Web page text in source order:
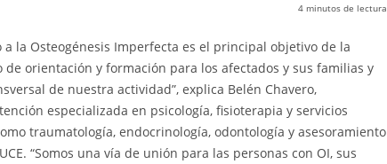
4 minutos de lectura
la Osteogénesis Imperfecta es el principal objetivo de la
de orientación y formación para los afectados y sus familias y
de nuestra actividad”, explica Belén Chavero,
especializada en psicología, fisioterapia y servicios
traumatología, endocrinología, odontología y asesoramiento
“Somos una vía de unión para las personas con OI, sus